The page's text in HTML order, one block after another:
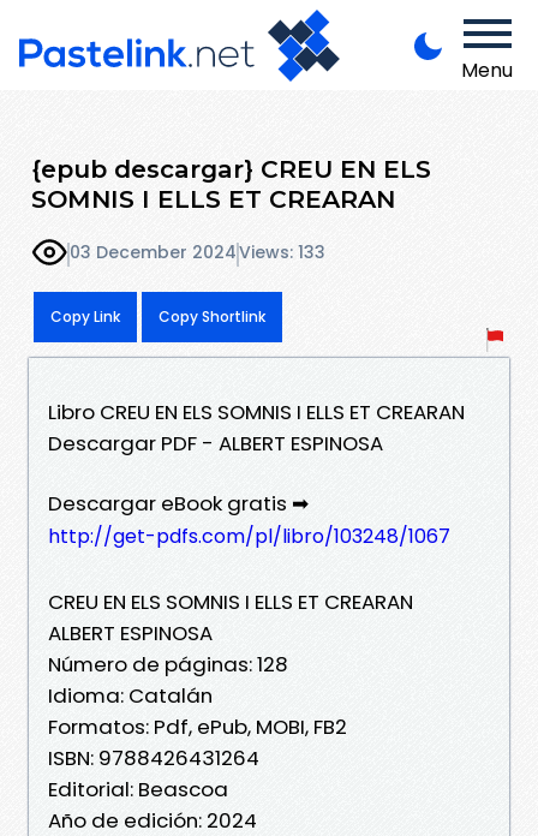
Menu
{epub descargar} CREU EN ELS
SOMNIS I ELLS ET CREARAN
03 December 2024Views: 133
Copy Link Copy Shortlink
Libro CREU EN ELS SOMNIS I ELLS ET CREARAN
Descargar PDF - ALBERT ESPINOSA
Descargar eBook gratis ➡
http://get-pdfs.com/pl/libro/103248/1067
CREU EN ELS SOMNIS I ELLS ET CREARAN
ALBERT ESPINOSA
Número de páginas: 128
Idioma: Catalán
Formatos: Pdf, ePub, MOBI, FB2
ISBN: 9788426431264
Editorial: Beascoa
Año de edición: 2024